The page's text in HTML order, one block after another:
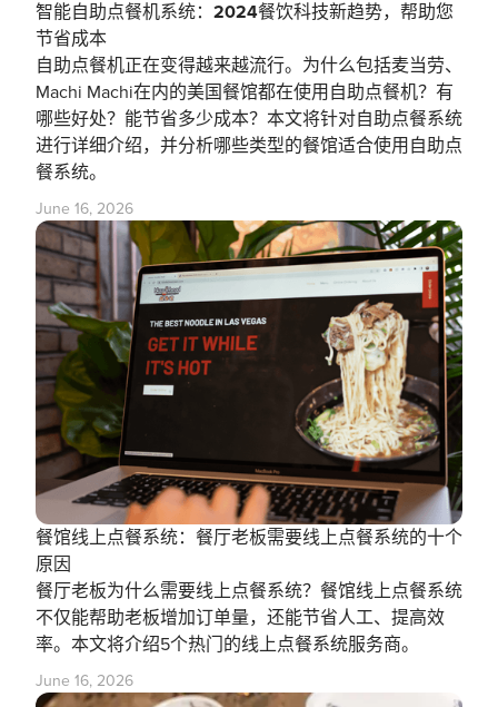
智能自助点餐机系统：2024餐饮科技新趋势，帮助您
节省成本
自助点餐机正在变得越来越流行。为什么包括麦当劳、
Machi Machi在内的美国餐馆都在使用自助点餐机？有
哪些好处？能节省多少成本？本文将针对自助点餐系统
进行详细介绍，并分析哪些类型的餐馆适合使用自助点
餐系统。
June 16, 2026
餐馆线上点餐系统：餐厅老板需要线上点餐系统的十个
原因
餐厅老板为什么需要线上点餐系统？餐馆线上点餐系统
不仅能帮助老板增加订单量，还能节省人工、提高效
率。本文将介绍5个热门的线上点餐系统服务商。
June 16, 2026